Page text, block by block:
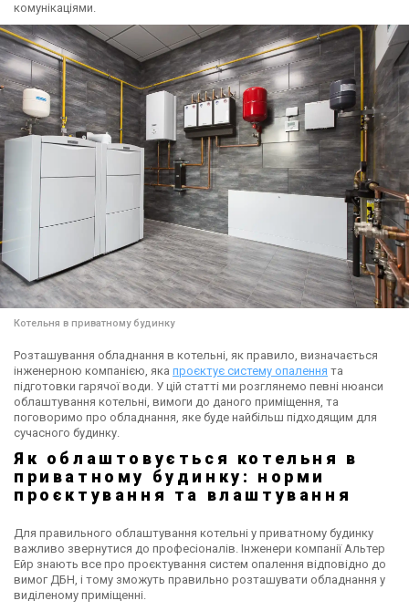
комунікаціями.
Котельня в приватному будинку
Розташування обладнання в котельні, як правило, визначається
інженерною компанією, яка проєктує систему опалення та
підготовки гарячої води. У цій статті ми розглянемо певні нюанси
облаштування котельні, вимоги до даного приміщення, та
поговоримо про обладнання, яке буде найбільш підходящим для
сучасного будинку.
Як облаштовується котельня в
приватному будинку: норми
проєктування та влаштування
Для правильного облаштування котельні у приватному будинку
важливо звернутися до професіоналів. Інженери компанії Альтер
Ейр знають все про проєктування систем опалення відповідно до
вимог ДБН, і тому зможуть правильно розташувати обладнання у
виділеному приміщенні.